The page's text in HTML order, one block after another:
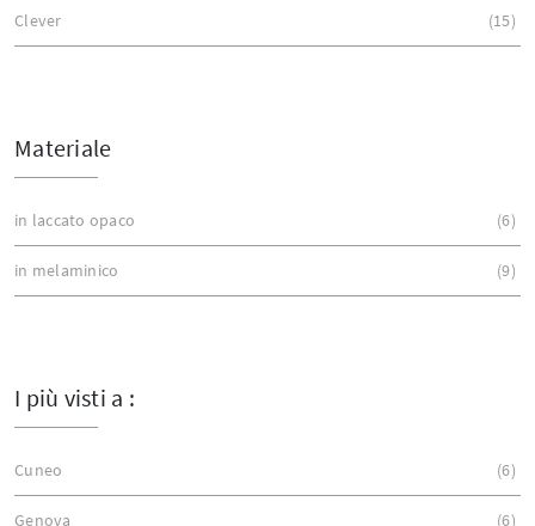
Clever 15
Materiale
in laccato opaco 6
in melaminico 9
I più visti a :
Cuneo 6
Genova 6